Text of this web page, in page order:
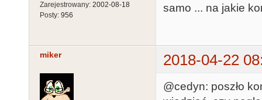
Zarejestrowany: 2002-08-18
Posty: 956
samo ... na jakie
miker 2018-04-22
@cedyn: poszło